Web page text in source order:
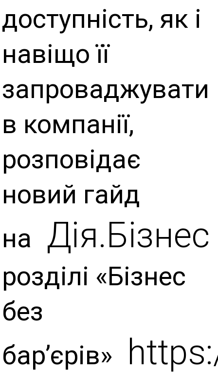
доступність, як і
навіщо її
запроваджувати
в компанії,
розповідає
новий гайд
на Дія.Бізнес
розділі «Бізнес
без
бар’єрів»